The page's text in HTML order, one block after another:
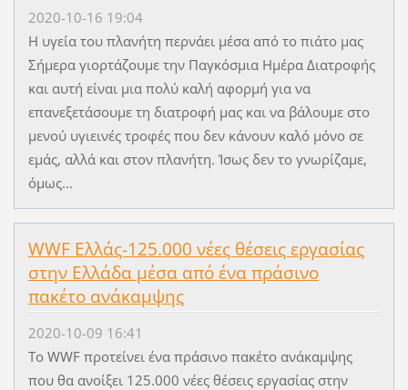
2020-10-16 19:04
Η υγεία του πλανήτη περνάει μέσα από το πιάτο μας
Σήμερα γιορτάζουμε την Παγκόσμια Ημέρα Διατροφής
και αυτή είναι μια πολύ καλή αφορμή για να
επανεξετάσουμε τη διατροφή μας και να βάλουμε στο
μενού υγιεινές τροφές που δεν κάνουν καλό μόνο σε
εμάς, αλλά και στον πλανήτη. Ίσως δεν το γνωρίζαμε,
όμως...
WWF Ελλάς-125.000 νέες θέσεις εργασίας
στην Ελλάδα μέσα από ένα πράσινο
πακέτο ανάκαμψης
2020-10-09 16:41
Το WWF προτείνει ένα πράσινο πακέτο ανάκαμψης
που θα ανοίξει 125.000 νέες θέσεις εργασίας στην